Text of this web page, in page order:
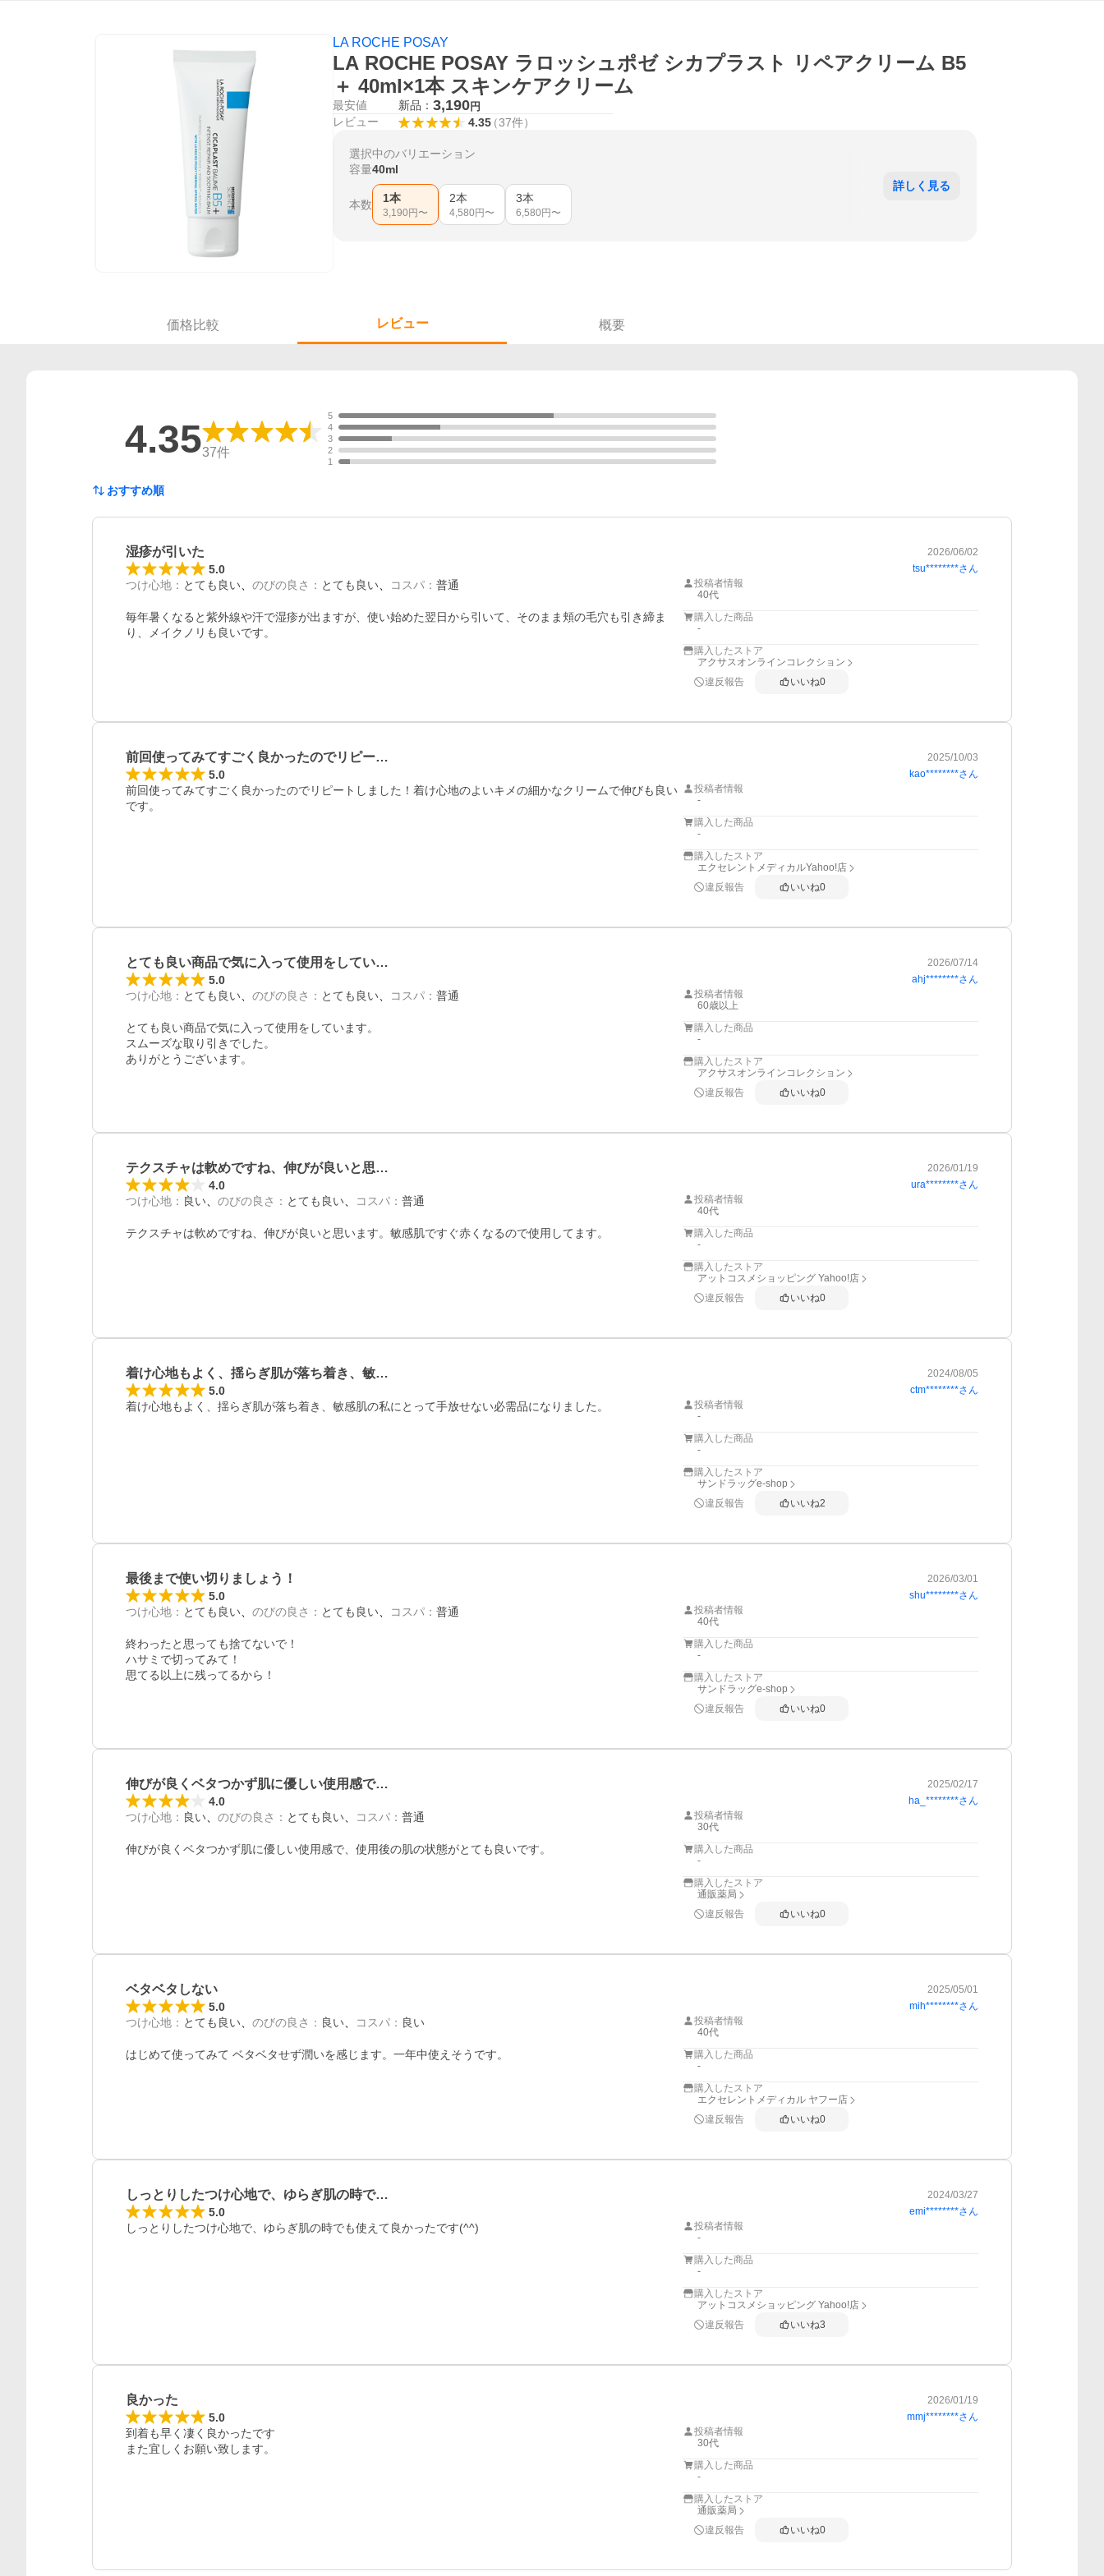
LA ROCHE POSAY
LA ROCHE POSAY ラロッシュポゼ シカプラスト リペアクリーム B5
＋ 40ml×1本 スキンケアクリーム
最安値 新品： 3,190円
レビュー 4.35（37件）
選択中のバリエーション
容量40ml
本数 1本
3,190 円〜
2本
4,580 円〜
3本
6,580 円〜
詳しく見る
価格比較 レビュー 概要
4.3537件
5
4
3
2
1
おすすめ順
湿疹が引いた 2026/06/02
5.0 tsu********さん
つけ心地 ： とても良い のびの良さ ： とても良い コスパ ： 普通
毎年暑くなると紫外線や汗で湿疹が出ますが、使い始めた翌日から引いて、そのまま頬の毛穴も引き締ま
り、メイクノリも良いです。
投稿者情報
40代
購入した商品
-
購入したストア
アクサスオンラインコレクション
違反報告
いいね0
前回使ってみてすごく良かったのでリピー… 2025/10/03
5.0 kao********さん
前回使ってみてすごく良かったのでリピートしました！着け心地のよいキメの細かなクリームで伸びも良い
です。
投稿者情報
-
購入した商品
-
購入したストア
エクセレントメディカルYahoo!店
違反報告
いいね0
とても良い商品で気に入って使用をしてい… 2026/07/14
5.0 ahj********さん
つけ心地 ： とても良い のびの良さ ： とても良い コスパ ： 普通
とても良い商品で気に入って使用をしています。
スムーズな取り引きでした。
ありがとうございます。
投稿者情報
60歳以上
購入した商品
-
購入したストア
アクサスオンラインコレクション
違反報告
いいね0
テクスチャは軟めですね、伸びが良いと思… 2026/01/19
4.0 ura********さん
つけ心地 ： 良い のびの良さ ： とても良い コスパ ： 普通
テクスチャは軟めですね、伸びが良いと思います。敏感肌ですぐ赤くなるので使用してます。
投稿者情報
40代
購入した商品
-
購入したストア
アットコスメショッピング Yahoo!店
違反報告
いいね0
着け心地もよく、揺らぎ肌が落ち着き、敏… 2024/08/05
5.0 ctm********さん
着け心地もよく、揺らぎ肌が落ち着き、敏感肌の私にとって手放せない必需品になりました。
投稿者情報
-
購入した商品
-
購入したストア
サンドラッグe-shop
違反報告
いいね2
最後まで使い切りましょう！ 2026/03/01
5.0 shu********さん
つけ心地 ： とても良い のびの良さ ： とても良い コスパ ： 普通
終わったと思っても捨てないで！
ハサミで切ってみて！
思てる以上に残ってるから！
投稿者情報
40代
購入した商品
-
購入したストア
サンドラッグe-shop
違反報告
いいね0
伸びが良くベタつかず肌に優しい使用感で… 2025/02/17
4.0 ha_********さん
つけ心地 ： 良い のびの良さ ： とても良い コスパ ： 普通
伸びが良くベタつかず肌に優しい使用感で、使用後の肌の状態がとても良いです。
投稿者情報
30代
購入した商品
-
購入したストア
通販薬局
違反報告
いいね0
ベタベタしない 2025/05/01
5.0 mih********さん
つけ心地 ： とても良い のびの良さ ： 良い コスパ ： 良い
はじめて使ってみて ベタベタせず潤いを感じます。一年中使えそうです。
投稿者情報
40代
購入した商品
-
購入したストア
エクセレントメディカル ヤフー店
違反報告
いいね0
しっとりしたつけ心地で、ゆらぎ肌の時で… 2024/03/27
5.0 emi********さん
しっとりしたつけ心地で、ゆらぎ肌の時でも使えて良かったです(^^)
投稿者情報
-
購入した商品
-
購入したストア
アットコスメショッピング Yahoo!店
違反報告
いいね3
良かった 2026/01/19
5.0 mmj********さん
到着も早く凄く良かったです
また宜しくお願い致します。
投稿者情報
30代
購入した商品
-
購入したストア
通販薬局
違反報告
いいね0